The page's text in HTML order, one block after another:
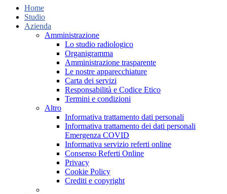
Home
Studio
Azienda
Amministrazione
Lo studio radiologico
Organigramma
Amministrazione trasparente
Le nostre apparecchiature
Carta dei servizi
Responsabilità e Codice Etico
Termini e condizioni
Altro
Informativa trattamento dati personali
Informativa trattamento dei dati personali
Emergenza COVID
Informativa servizio referti online
Consenso Referti Online
Privacy
Cookie Policy
Crediti e copyright